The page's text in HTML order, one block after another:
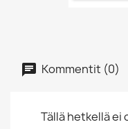
Kommentit (0)
Tällä hetkellä ei